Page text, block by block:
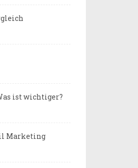
ist wichtiger?
Marketing